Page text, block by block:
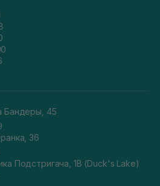
Бандеры, 45
36
Подстригача, 1В (Duck's Lake)